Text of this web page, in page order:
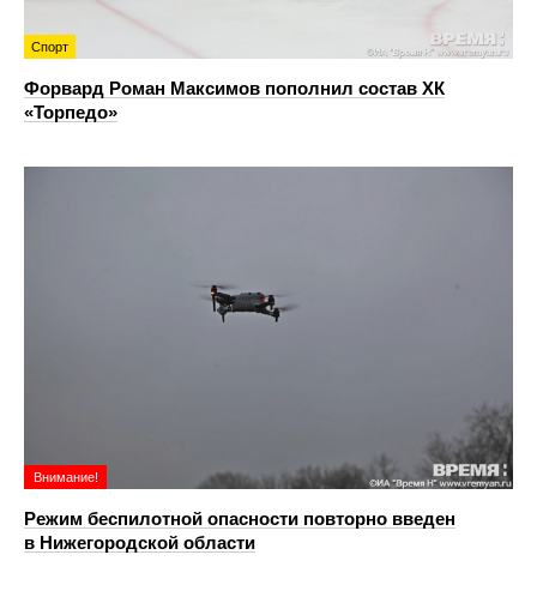
Спорт
Форвард Роман Максимов пополнил состав ХК
«Торпедо»
Внимание!
Режим беспилотной опасности повторно введен
в Нижегородской области